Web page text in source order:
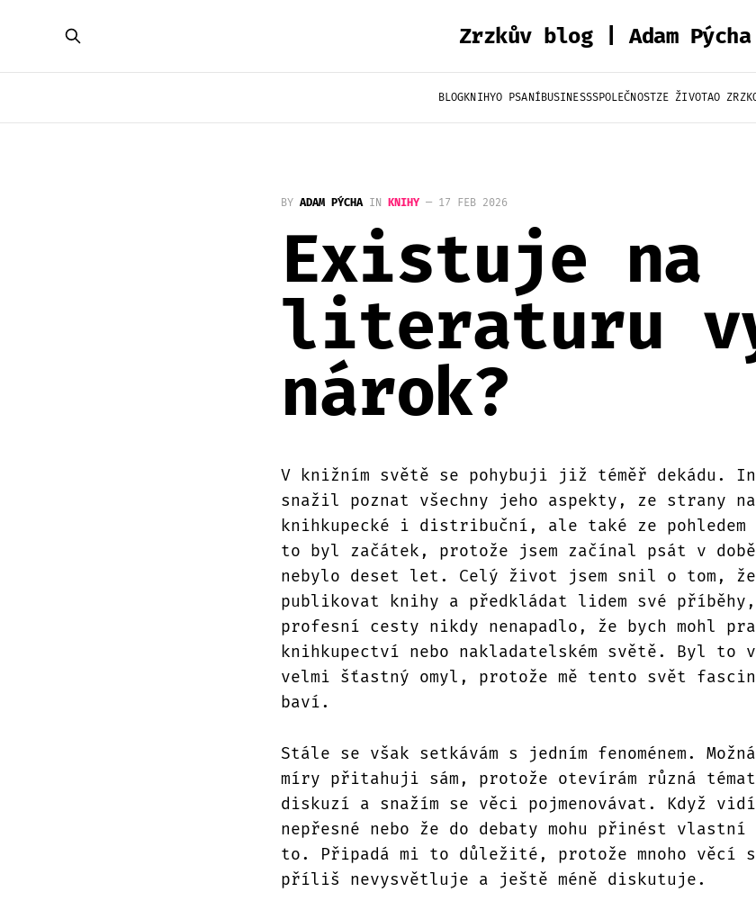
Zrzkův blog | Adam Pýcha
BLOGKNIHYO PSANÍBUSINESSSPOLEČNOSTZE ŽIVOTAO
BY ADAM PÝCHAIN KNIHY — 17 FEB 2026
Existuje na
literaturu
nárok?
V knižním světě se pohybuji již téměř dekádu.
snažil poznat všechny jeho aspekty, ze strany
knihkupecké i distribuční, ale také ze pohledem
to byl začátek, protože jsem začínal psát v
nebylo deset let. Celý život jsem snil o tom, že
publikovat knihy a předkládat lidem své příběhy,
profesní cesty nikdy nenapadlo, že bych mohl
knihkupectví nebo nakladatelském světě. Byl to
velmi šťastný omyl, protože mě tento svět
baví.
Stále se však setkávám s jedním fenoménem.
míry přitahuji sám, protože otevírám různá
diskuzí a snažím se věci pojmenovávat. Když
nepřesné nebo že do debaty mohu přinést vlastní
to. Připadá mi to důležité, protože mnoho věcí
příliš nevysvětluje a ještě méně diskutuje.